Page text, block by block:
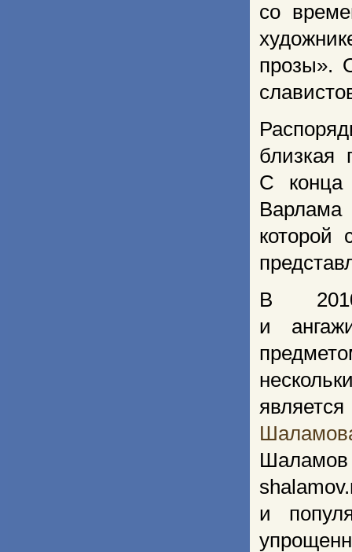
со
прозы».
близкая
С конца
Варлама
которой
В
и
Шаламов
и